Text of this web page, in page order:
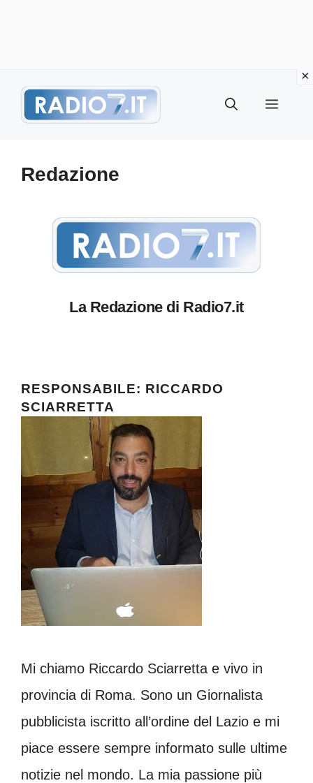
Menu
Redazione
La Redazione di Radio7.it
RESPONSABILE: RICCARDO
SCIARRETTA
Mi chiamo Riccardo Sciarretta e vivo in
provincia di Roma. Sono un Giornalista
pubblicista iscritto all’ordine del Lazio e mi
piace essere sempre informato sulle ultime
notizie nel mondo. La mia passione più